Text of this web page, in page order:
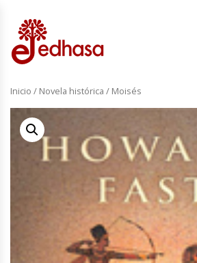
Inicio / Novela histórica / Moisés